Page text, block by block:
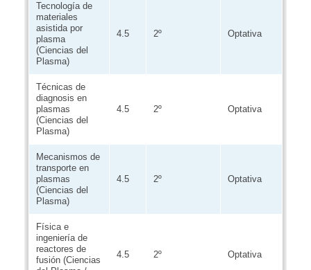
Tecnología de
materiales
asistida por
plasma
(Ciencias del
Plasma)
4.5 2º Optativa
Técnicas de
diagnosis en
plasmas
(Ciencias del
Plasma)
4.5 2º Optativa
Mecanismos de
transporte en
plasmas
(Ciencias del
Plasma)
4.5 2º Optativa
Física e
ingeniería de
reactores de
fusión (Ciencias
4.5 2º Optativa